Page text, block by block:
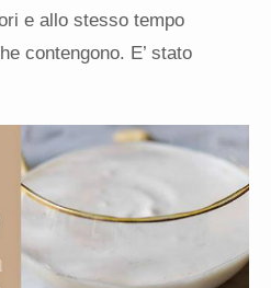
e allo stesso tempo
contengono. E’ stato